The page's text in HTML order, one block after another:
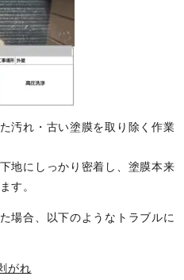
汚れ・古い塗膜を取り除く作業
地にしっかり密着し、塗膜本来
す。
場合、以下のようなトラブルに
がれ